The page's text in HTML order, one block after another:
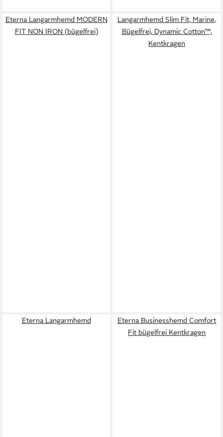
Eterna Langarmhemd MODERN
FIT NON IRON (bügelfrei)
Langarmhemd Slim Fit, Marine,
Bügelfrei, Dynamic Cotton™,
Kentkragen
Eterna Langarmhemd
Eterna Businesshemd Comfort
Fit bügelfrei Kentkragen